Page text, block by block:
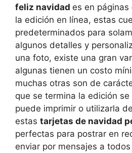
feliz navidad es en
la edición en línea, estas
predeterminados para
algunos detalles y
una foto, existe una gran
algunas tienen un costo
muchas otras son de
que se termina la edición
puede imprimir o utilizarla
estas tarjetas de navidad
perfectas para postrar en
enviar por mensajes a